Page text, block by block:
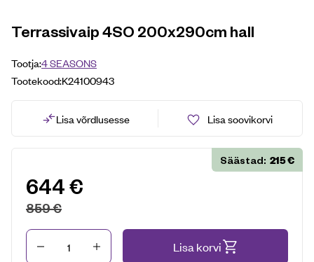
Terrassivaip 4SO 200x290cm hall
Tootja:4 SEASONS
Tootekood:K24100943
Lisa võrdlusesse Lisa soovikorvi
644€
859€
Säästad: 215€
Kogus Lisa korvi